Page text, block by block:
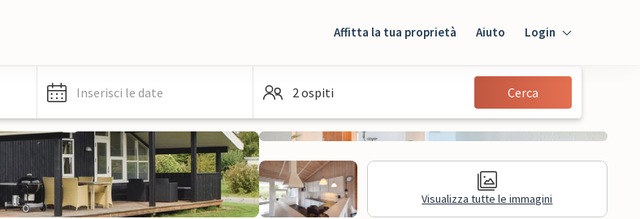
Affitta la tua proprietà Aiuto Login
Ospiti
Inserisci le date 2 ospiti Cerca
Visualizza tutte le immagini